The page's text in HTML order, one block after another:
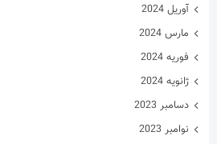
آوریل 2024
مارس 2024
فوریه 2024
ژانویه 2024
دسامبر 2023
نوامبر 2023